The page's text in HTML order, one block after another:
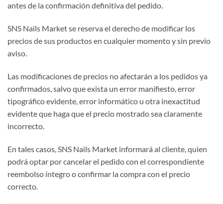
antes de la confirmación definitiva del pedido.
SNS Nails Market se reserva el derecho de modificar los
precios de sus productos en cualquier momento y sin previo
aviso.
Las modificaciones de precios no afectarán a los pedidos ya
confirmados, salvo que exista un error manifiesto, error
tipográfico evidente, error informático u otra inexactitud
evidente que haga que el precio mostrado sea claramente
incorrecto.
En tales casos, SNS Nails Market informará al cliente, quien
podrá optar por cancelar el pedido con el correspondiente
reembolso íntegro o confirmar la compra con el precio
correcto.